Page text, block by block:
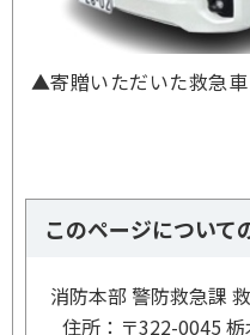
▲寄贈いただいた救急車
このページについて
消防本部 警防救急課
住所： 〒322-0045